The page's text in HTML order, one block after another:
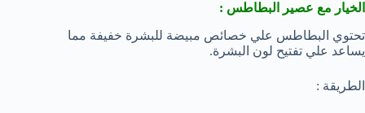
الخيار مع عصير البطاطس :
تحتوي البطاطس علي خصائص مبيضة للبشرة خفيفة مما
يساعد علي تفتيح لون البشرة.
الطريقة :